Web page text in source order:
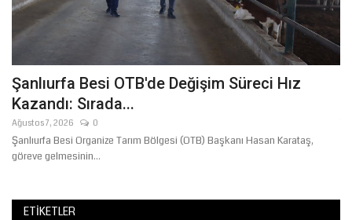
Şanlıurfa Besi OTB'de Değişim Süreci Hız
Kazandı: Sırada...
Ağustos 7, 2026 0
Şanlıurfa Besi Organize Tarım Bölgesi (OTB) Başkanı Hasan Karataş,
göreve gelmesinin...
ETIKETLER